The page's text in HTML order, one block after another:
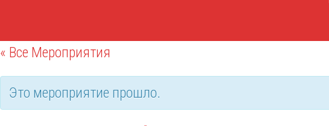
« Все Мероприятия
Это мероприятие прошло.